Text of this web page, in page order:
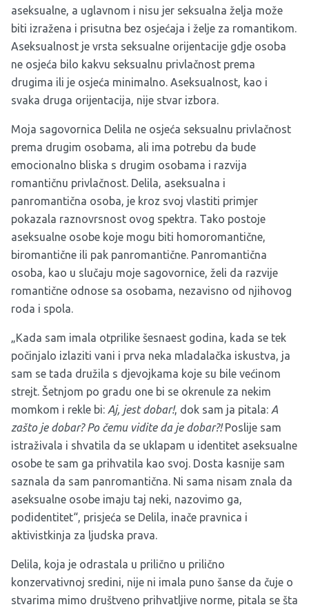
aseksualne, a uglavnom i nisu jer seksualna želja može
biti izražena i prisutna bez osjećaja i želje za romantikom.
Aseksualnost je vrsta seksualne orijentacije gdje osoba
ne osjeća bilo kakvu seksualnu privlačnost prema
drugima ili je osjeća minimalno. Aseksualnost, kao i
svaka druga orijentacija, nije stvar izbora.
Moja sagovornica Delila ne osjeća seksualnu privlačnost
prema drugim osobama, ali ima potrebu da bude
emocionalno bliska s drugim osobama i razvija
romantičnu privlačnost. Delila, aseksualna i
panromantična osoba, je kroz svoj vlastiti primjer
pokazala raznovrsnost ovog spektra. Tako postoje
aseksualne osobe koje mogu biti homoromantične,
biromantične ili pak panromantične. Panromantična
osoba, kao u slučaju moje sagovornice, želi da razvije
romantične odnose sa osobama, nezavisno od njihovog
roda i spola.
„Kada sam imala otprilike šesnaest godina, kada se tek
počinjalo izlaziti vani i prva neka mladalačka iskustva, ja
sam se tada družila s djevojkama koje su bile većinom
strejt. Šetnjom po gradu one bi se okrenule za nekim
momkom i rekle bi: Aj, jest dobar!, dok sam ja pitala: A
zašto je dobar? Po čemu vidite da je dobar?!Poslije sam
istraživala i shvatila da se uklapam u identitet aseksualne
osobe te sam ga prihvatila kao svoj. Dosta kasnije sam
saznala da sam panromantična. Ni sama nisam znala da
aseksualne osobe imaju taj neki, nazovimo ga,
podidentitet“, prisjeća se Delila, inače pravnica i
aktivistkinja za ljudska prava.
Delila, koja je odrastala u prilično u prilično
konzervativnoj sredini, nije ni imala puno šanse da čuje o
stvarima mimo društveno prihvatljive norme, pitala se šta